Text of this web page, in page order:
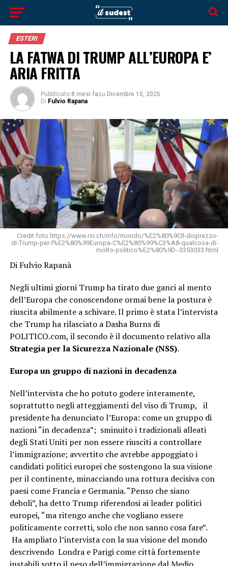
ESTERI
LA FATWA DI TRUMP ALL’EUROPA E’
ARIA FRITTA
Pubblicato 8 mesi fasu Dicembre 15, 2025
Di Fulvio Rapana
Credit foto https://www.rsi.ch/info/mondo/%E2%80%9CIl-disprezzo-
di-Trump-per-l%E2%80%99Europa-C%E2%80%99%C3%A8-qualcosa-di-
molto-politico%E2%80%9D--3353033.html
Di Fulvio Rapanà
Negli ultimi giorni Trump ha tirato due ganci al mento
dell’Europa che conoscendone ormai bene la postura è
riuscita abilmente a schivare. Il primo è stata l’intervista
che Trump ha rilasciato a Dasha Burns di
POLITICO.com, il secondo è il documento relativo alla
Strategia per la Sicurezza Nazionale (NSS).
Europa un gruppo di nazioni in decadenza
Nell’intervista che ho potuto godere interamente,
soprattutto negli atteggiamenti del viso di Trump, il
presidente ha denunciato l’Europa: come un gruppo di
nazioni “in decadenza”; sminuito i tradizionali alleati
degli Stati Uniti per non essere riusciti a controllare
l’immigrazione; avvertito che avrebbe appoggiato i
candidati politici europei che sostengono la sua visione
per il continente, minacciando una rottura decisiva con
paesi come Francia e Germania. “Penso che siano
deboli”, ha detto Trump riferendosi ai leader politici
europei, “ma ritengo anche che vogliano essere
politicamente corretti, solo che non sanno cosa fare”.
Ha ampliato l’intervista con la sua visione del mondo
descrivendo Londra e Parigi come città fortemente